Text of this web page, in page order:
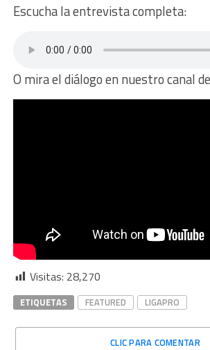
Escucha la entrevista completa:
O mira el diálogo en nuestro canal
Visitas: 28,270
ETIQUETAS FEATURED LIGAPRO
CLIC PARA COMENTAR